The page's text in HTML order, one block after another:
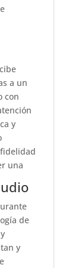
a un
con
y
una
de
y